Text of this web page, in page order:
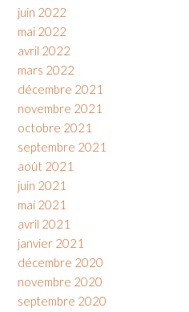
juin 2022
mai 2022
avril 2022
mars 2022
décembre 2021
novembre 2021
octobre 2021
septembre 2021
août 2021
juin 2021
mai 2021
avril 2021
janvier 2021
décembre 2020
novembre 2020
septembre 2020